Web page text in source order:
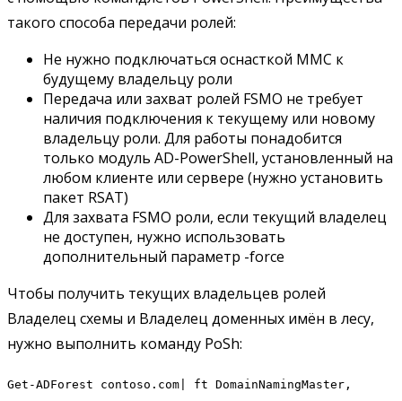
такого способа передачи ролей:
Не нужно подключаться оснасткой MMC к
будущему владельцу роли
Передача или захват ролей FSMO не требует
наличия подключения к текущему или новому
владельцу роли. Для работы понадобится
только модуль AD-PowerShell, установленный на
любом клиенте или сервере (нужно установить
пакет RSAT)
Для захвата FSMO роли, если текущий владелец
не доступен, нужно использовать
дополнительный параметр -force
Чтобы получить текущих владельцев ролей
Владелец схемы и Владелец доменных имён в лесу,
нужно выполнить команду PoSh:
Get-ADForest contoso.com| ft DomainNamingMaster,